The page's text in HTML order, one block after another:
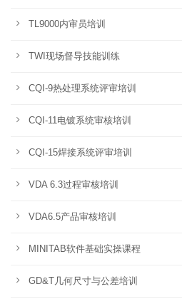
TL9000内审员培训
TWI现场督导技能训练
CQI-9热处理系统评审培训
CQI-11电镀系统审核培训
CQI-15焊接系统评审培训
VDA 6.3过程审核培训
VDA6.5产品审核培训
MINITAB软件基础实操课程
GD&T几何尺寸与公差培训